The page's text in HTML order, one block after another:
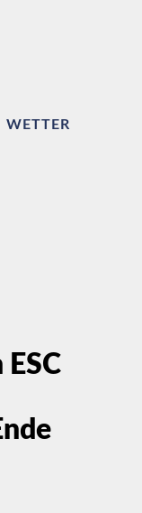
WETTER